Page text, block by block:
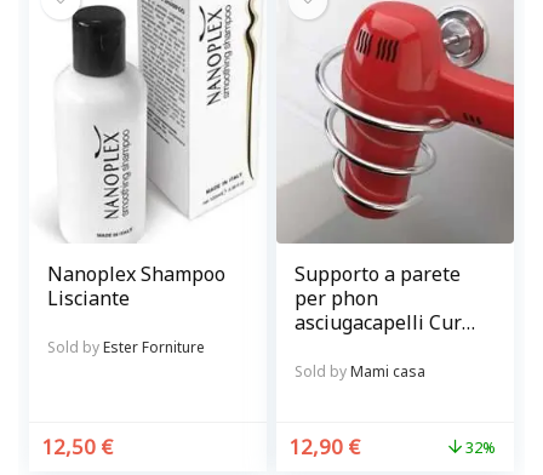
Nanoplex Shampoo
Lisciante
Sold byEster Forniture
12,50 €
Supporto a parete
per phon
asciugacapelli Curl
Sold byMami casa
12,90 € 32%